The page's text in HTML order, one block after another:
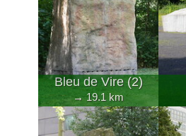
Bleu de Vire (2)
→ 19.1 km